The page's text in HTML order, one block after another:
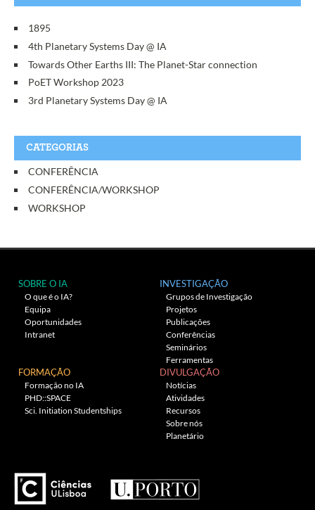
1895
4th Planetary Systems Day @ IA
Towards Other Earths III: The Planet-Star connection
PoET Workshop 2023
3rd Planetary Systems Day @ IA
CATEGORIAS
CONFERÊNCIA
CONFERÊNCIA/WORKSHOP
WORKSHOP
SOBRE O IA
O que é o IA?
Equipa
Oportunidades
Intranet
INVESTIGAÇÃO
Grupos de Investigação
Projetos
Publicações
Conferências
Seminários
Ferramentas
FORMAÇÃO
Formação no IA
PHD::SPACE
Sci. Initiation Studentships
DIVULGAÇÃO
Notícias
Atividades
Recursos
Sobre nós
Planetário